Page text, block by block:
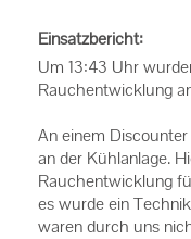
Einsatzbericht:
Um 13:43 Uhr
Rauchentwicklung
An einem
an der Kühlanlage.
Rauchentwicklung
es wurde ein
waren durch uns